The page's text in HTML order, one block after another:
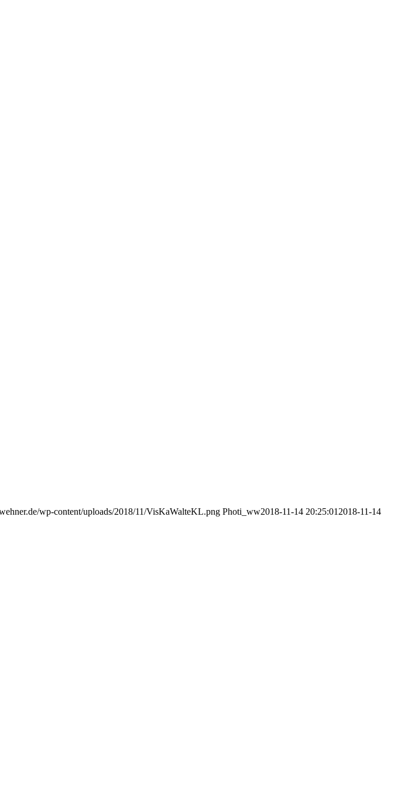
wp-content/uploads/2018/11/VisKaWalteKL.png Photi_ww2018-11-14 20:25:01 2018-11-14